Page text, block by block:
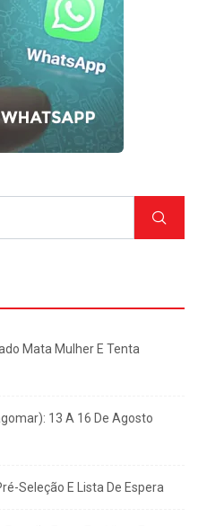
Mata Mulher E Tenta
13 A 16 De Agosto
Seleção E Lista De Espera